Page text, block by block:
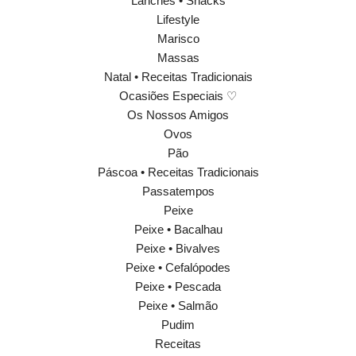
Lifestyle
Marisco
Massas
Natal • Receitas Tradicionais
Ocasiões Especiais ♡
Os Nossos Amigos
Ovos
Pão
Páscoa • Receitas Tradicionais
Passatempos
Peixe
Peixe • Bacalhau
Peixe • Bivalves
Peixe • Cefalópodes
Peixe • Pescada
Peixe • Salmão
Pudim
Receitas